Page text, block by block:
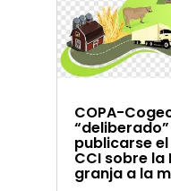
COPA-
publicarse
CCI sobre la
granja a la